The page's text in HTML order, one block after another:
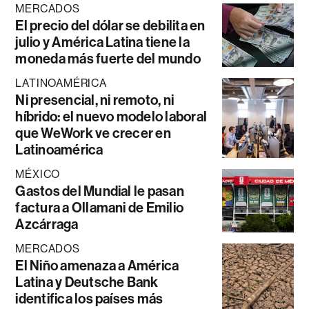
MERCADOS
El precio del dólar se debilita en
julio y América Latina tiene la
moneda más fuerte del mundo
LATINOAMÉRICA
Ni presencial, ni remoto, ni
híbrido: el nuevo modelo laboral
que WeWork ve crecer en
Latinoamérica
MÉXICO
Gastos del Mundial le pasan
factura a Ollamani de Emilio
Azcárraga
MERCADOS
El Niño amenaza a América
Latina y Deutsche Bank
identifica los países más